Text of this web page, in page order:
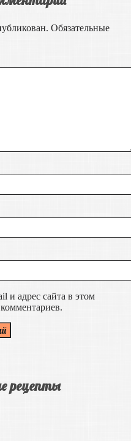
Обязательные
и адрес сайта в этом
рецепты